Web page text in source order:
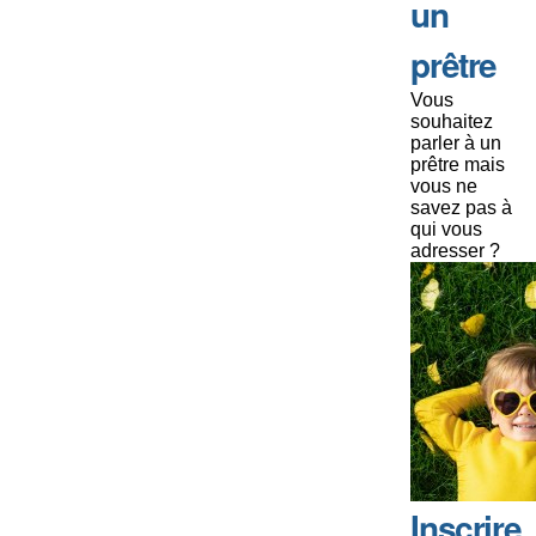
un
prêtre
Vous
souhaitez
parler à un
prêtre mais
vous ne
savez pas à
qui vous
adresser ?